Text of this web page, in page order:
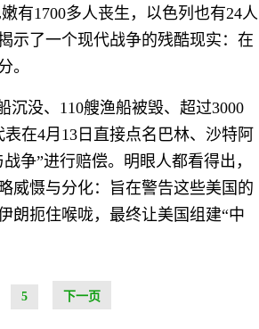
有1700多人丧生，以色列也有24人
示了一个现代战争的残酷现实：在
。
沉没、110艘渔船被毁、超过3000
在4月13日直接点名巴林、沙特阿
争”进行赔偿。明眼人都看得出，
威慑与分化：旨在警告这些美国的
朗扼住喉咙，最终让美国组建“中
5 下一页